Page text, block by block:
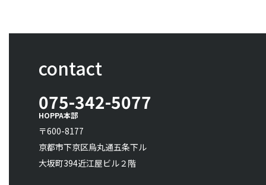
contact
075-342-5077
HOPPA本部
〒600-8177
京都市下京区烏丸通五条下ル
大坂町394近江屋ビル２階